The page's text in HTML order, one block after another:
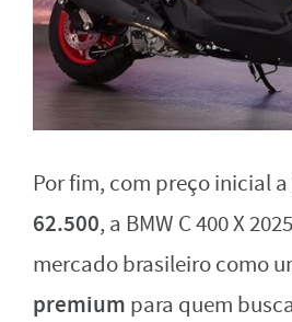
Por fim, com preço inicial
62.500, a BMW C 400 X
mercado brasileiro como
premium para quem